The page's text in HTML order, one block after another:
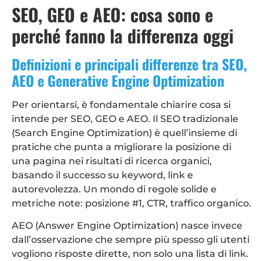
SEO, GEO e AEO: cosa sono e
perché fanno la differenza oggi
Definizioni e principali differenze tra SEO,
AEO e Generative Engine Optimization
Per orientarsi, è fondamentale chiarire cosa si
intende per SEO, GEO e AEO. Il SEO tradizionale
(Search Engine Optimization) è quell’insieme di
pratiche che punta a migliorare la posizione di
una pagina nei risultati di ricerca organici,
basando il successo su keyword, link e
autorevolezza. Un mondo di regole solide e
metriche note: posizione #1, CTR, traffico organico.
AEO (Answer Engine Optimization) nasce invece
dall’osservazione che sempre più spesso gli utenti
vogliono risposte dirette, non solo una lista di link.